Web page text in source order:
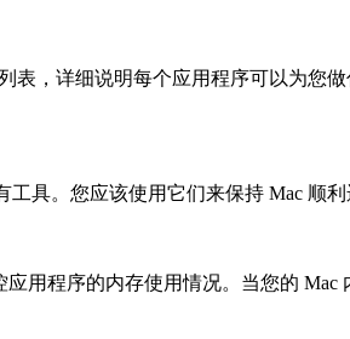
表，详细说明每个应用程序可以为您
具。您应该使用它们来保持 Mac 顺
用程序的内存使用情况。当您的